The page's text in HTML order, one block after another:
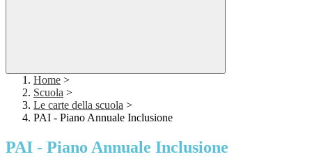
Home >
Scuola >
Le carte della scuola >
PAI - Piano Annuale Inclusione
PAI - Piano Annuale Inclusione